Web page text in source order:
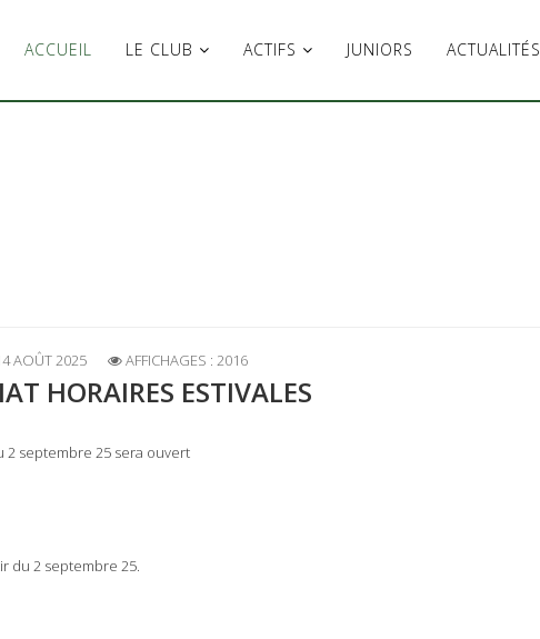
ACCUEIL LE CLUB ACTIFS JUNIORS ACTUALITÉS
AOÛT 2025 AFFICHAGES : 2016
HORAIRES ESTIVALES
2 septembre 25 sera ouvert
du 2 septembre 25.